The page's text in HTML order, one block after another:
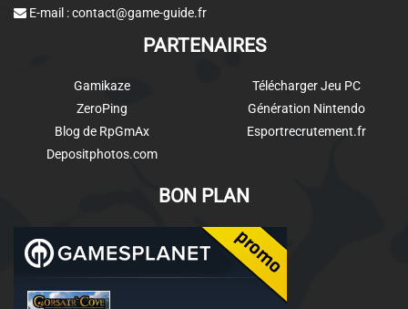
E-mail :contact@game-guide.fr
PARTENAIRES
Gamikaze
ZeroPing
Blog de RpGmAx
Depositphotos.com
Télécharger Jeu PC
Génération Nintendo
Esportrecrutement.fr
BON PLAN